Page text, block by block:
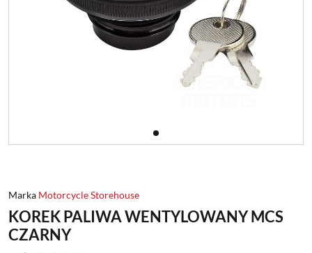
Marka Motorcycle Storehouse
KOREK PALIWA WENTYLOWANY MCS
CZARNY